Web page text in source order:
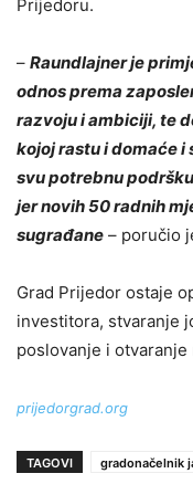
Prijedoru.
– Raundlajner je
odnos prema
razvoju i ambiciji, te
kojoj rastu i domaće
svu potrebnu
jer novih 50 radnih
sugrađane – poručio
Grad Prijedor ostaje
investitora, stvaranje
poslovanje i
prijedorgrad.org
TAGOVI gradonačelnik